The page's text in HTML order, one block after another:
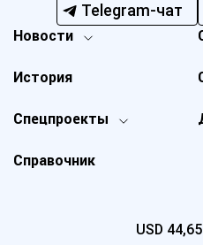
Telegram-чат
Новости
Спецпроекты
История
Справочник
USD 44,65